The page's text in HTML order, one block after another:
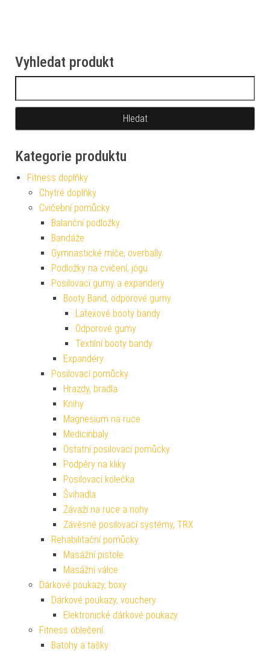
Vyhledat produkt
Kategorie produktu
Fitness doplňky
Chytré doplňky
Cvičební pomůcky
Balanční podložky
Bandáže
Gymnastické míče, overbally
Podložky na cvičení, jógu
Posilovací gumy a expandery
Booty Band, odporové gumy
Latexové booty bandy
Odporové gumy
Textilní booty bandy
Expandéry
Posilovací pomůcky
Hrazdy, bradla
Knihy
Magnesium na ruce
Medicinbaly
Ostatní posilovací pomůcky
Podpěry na kliky
Posilovací kolečka
Švihadla
Závaží na ruce a nohy
Závěsné posilovací systémy, TRX
Rehabilitační pomůcky
Masážní pistole
Masážní válce
Dárkové poukazy, boxy
Dárkové poukazy, vouchery
Elektronické dárkové poukazy
Fitness oblečení
Batohy a tašky